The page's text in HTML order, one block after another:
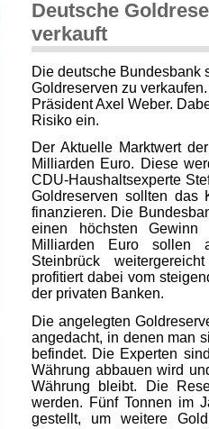
Deutsche
verkauft
Die deutsche Bundesbank
Goldreserven zu
Präsident Axel Weber.
Risiko ein.
Der Aktuelle Marktwert
Milliarden Euro. Diese
CDU-Haushaltsexperte
Goldreserven sollten das
finanzieren. Die
einen höchsten
Milliarden Euro sollen
Steinbrück
profitiert dabei vom
der privaten Banken.
Die angelegten
angedacht, in denen man
befindet. Die Experten
Währung abbauen wird
Währung bleibt. Die
werden. Fünf Tonnen im
gestellt, um weitere